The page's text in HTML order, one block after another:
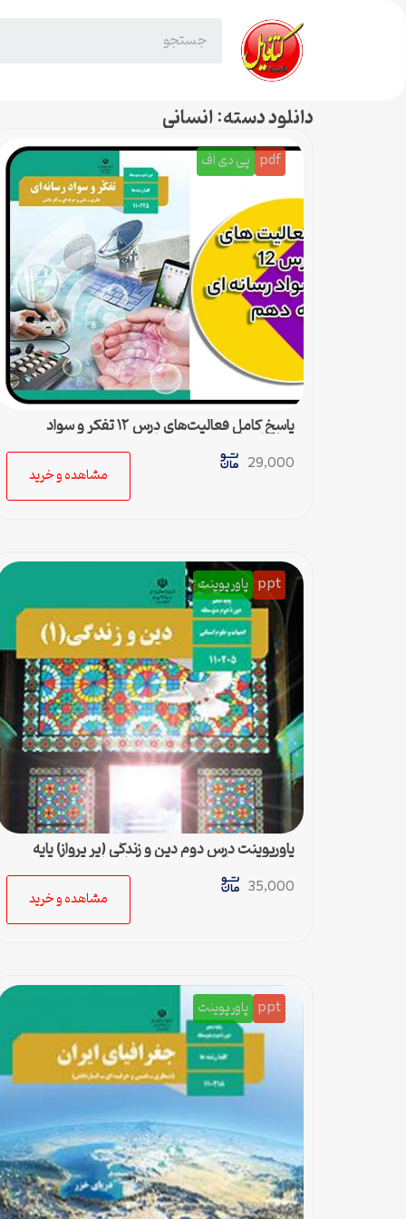
دانلود دسته: انسانی
pdf پی دی اف
پاسخ کامل فعالیت‌های درس ۱۲ تفکر و سواد
رسانه‌ای پایه دهم متوسطه دوم
29,000
مشاهده و خرید
ppt پاورپوینت
پاورپوینت درس دوم دین و زندگی (پر پرواز) پایه
دهم متوسطه رشته ادبیات وعلوم انسانی
35,000
مشاهده و خرید
ppt پاورپوینت